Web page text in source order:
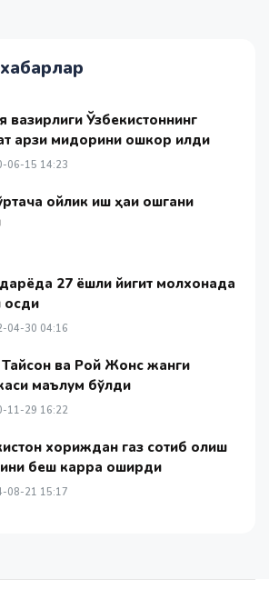
вазирлиги Ўзбекистоннинг
қарзи миқдорини ошкор қилди
06-15 14:23
ойлик иш ҳақи ошгани
27 ёшли йигит молхонада
осди
04-30 04:16
ва Рой Жонс жанги
маълум бўлди
11-29 16:22
хориждан газ сотиб олиш
беш карра оширди
08-21 15:17